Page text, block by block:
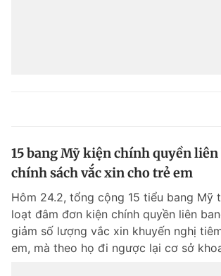
15 bang Mỹ kiện chính quyền liên
chính sách vắc xin cho trẻ em
Hôm 24.2, tổng cộng 15 tiểu bang Mỹ
loạt đâm đơn kiện chính quyền liên
giảm số lượng vắc xin khuyến nghị
em, mà theo họ đi ngược lại cơ sở